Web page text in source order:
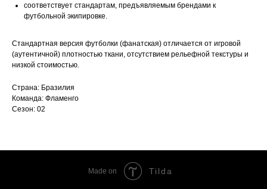
соответствует стандартам, предъявляемым брендами к
футбольной экипировке.
Стандартная версия футболки (фанатская) отличается от игровой
(аутентичной) плотностью ткани, отсутствием рельефной текстуры и
низкой стоимостью.
Страна: Бразилия
Команда: Фламенго
Сезон: 02
Made on Tilda